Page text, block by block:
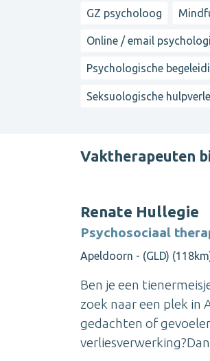
GZ psycholoog
Online / email
Psychologische
Seksuologische
Vaktherapeuten
Renate Hullegie
Psychosociaal
Apeldoorn - (GLD)
Ben je een
zoek naar een plek in
gedachten of